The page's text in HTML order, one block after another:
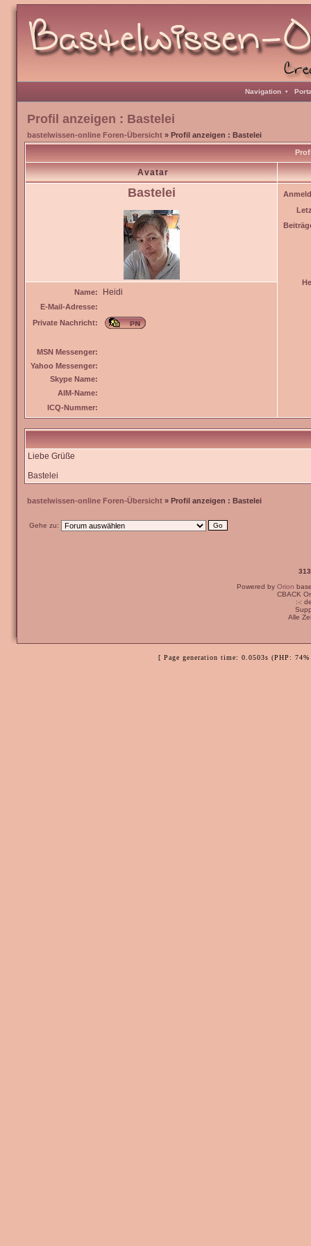
Navigation •
Profil anzeigen : Bastelei
bastelwissen-online Foren-Übersicht » Profil anzeigen : Bastelei
Avatar
Bastelei
Name:
Heidi
E-Mail-Adresse:
Private Nachricht:
MSN Messenger:
Yahoo Messenger:
Skype Name:
AIM-Name:
ICQ-Nummer:
Liebe Grüße
Bastelei
bastelwissen-online Foren-Übersicht » Profil anzeigen : Bastelei
Gehe zu:
Powered by Orion
CBACK
:-:
Alle
[ Page generation time: 0.0503s (PHP: